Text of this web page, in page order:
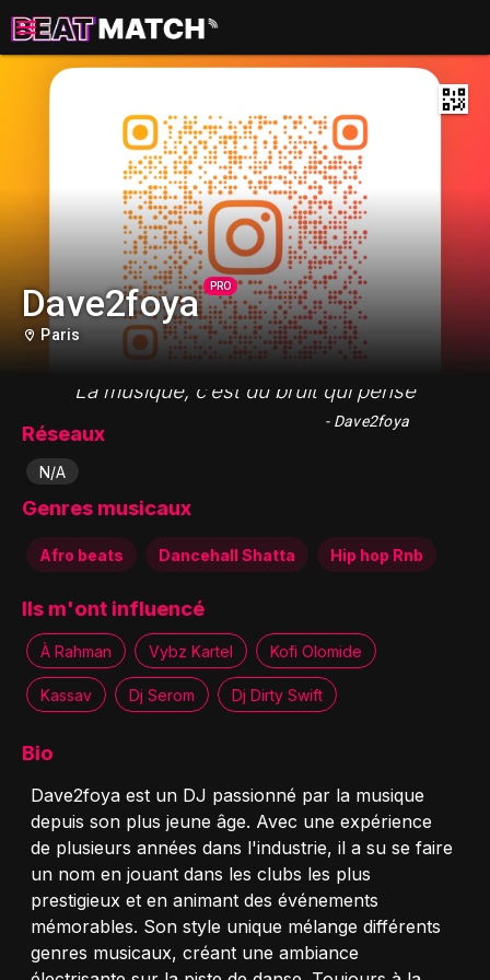
Dave2foya PRO
Paris
"La musique, c’est du bruit qui pense"
- Dave2foya
Réseaux
N/A
Genres musicaux
Afro beats Dancehall Shatta Hip hop Rnb
Ils m'ont influencé
À Rahman Vybz Kartel Kofi Olomide
Kassav Dj Serom Dj Dirty Swift
Bio
Dave2foya est un DJ passionné par la musique
depuis son plus jeune âge. Avec une expérience
de plusieurs années dans l'industrie, il a su se faire
un nom en jouant dans les clubs les plus
prestigieux et en animant des événements
mémorables. Son style unique mélange différents
genres musicaux, créant une ambiance